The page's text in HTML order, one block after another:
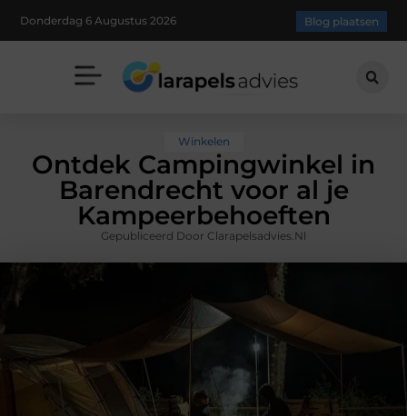
Donderdag 6 Augustus 2026 Blog plaatsen
Winkelen
Ontdek Campingwinkel in
Barendrecht voor al je
Kampeerbehoeften
Gepubliceerd Door Clarapelsadvies.nl